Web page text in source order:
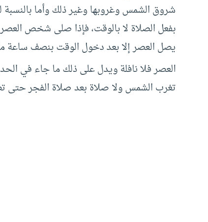
شروق الشمس وغروبها وغير ذلك وأما بالنسبة
بفعل الصلاة لا بالوقت، فإذا صلى شخص
يصل العصر إلا بعد دخول الوقت بنصف ساعة
العصر فلا نافلة ويدل على ذلك ما جاء في
تغرب الشمس ولا صلاة بعد صلاة الفجر حتى